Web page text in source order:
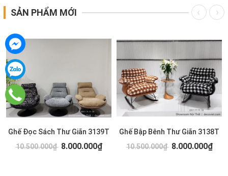
SẢN PHẨM MỚI
Ghế Đọc Sách Thư Giãn 3139T
10.500.000₫ 8.000.000₫
Ghế Bập Bênh Thư Giãn 3138T
10.500.000₫ 8.000.000₫